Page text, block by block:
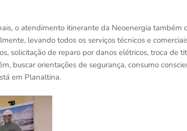
o atendimento itinerante da Neoenergia também
levando todos os serviços técnicos e
solicitação de reparo por danos elétricos, troca de
buscar orientações de segurança, consumo
em Planaltina.